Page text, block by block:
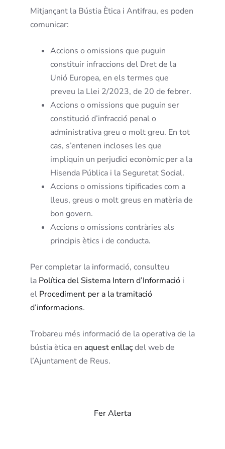
Mitjançant la Bústia Ètica i Antifrau, es poden
comunicar:
Accions o omissions que puguin
constituir infraccions del Dret de la
Unió Europea, en els termes que
preveu la Llei 2/2023, de 20 de febrer.
Accions o omissions que puguin ser
constitució d’infracció penal o
administrativa greu o molt greu. En tot
cas, s’entenen incloses les que
impliquin un perjudici econòmic per a la
Hisenda Pública i la Seguretat Social.
Accions o omissions tipificades com a
lleus, greus o molt greus en matèria de
bon govern.
Accions o omissions contràries als
principis ètics i de conducta.
Per completar la informació, consulteu
la Política del Sistema Intern d’Informació i
el Procediment per a la tramitació
d’informacions.
Trobareu més informació de la operativa de la
bústia ètica en aquest enllaçdel web de
l’Ajuntament de Reus.
Fer Alerta